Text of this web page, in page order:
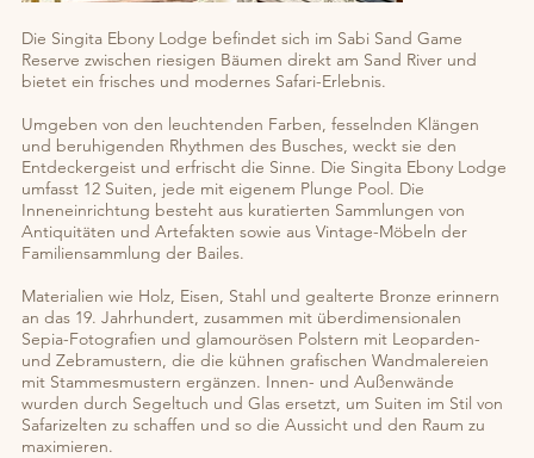
Die Singita Ebony Lodge befindet sich im Sabi Sand Game
Reserve zwischen riesigen Bäumen direkt am Sand River und
bietet ein frisches und modernes Safari-Erlebnis.
Umgeben von den leuchtenden Farben, fesselnden Klängen
und beruhigenden Rhythmen des Busches, weckt sie den
Entdeckergeist und erfrischt die Sinne. Die Singita Ebony Lodge
umfasst 12 Suiten, jede mit eigenem Plunge Pool. Die
Inneneinrichtung besteht aus kuratierten Sammlungen von
Antiquitäten und Artefakten sowie aus Vintage-Möbeln der
Familiensammlung der Bailes.
Materialien wie Holz, Eisen, Stahl und gealterte Bronze erinnern
an das 19. Jahrhundert, zusammen mit überdimensionalen
Sepia-Fotografien und glamourösen Polstern mit Leoparden-
und Zebramustern, die die kühnen grafischen Wandmalereien
mit Stammesmustern ergänzen. Innen- und Außenwände
wurden durch Segeltuch und Glas ersetzt, um Suiten im Stil von
Safarizelten zu schaffen und so die Aussicht und den Raum zu
maximieren.